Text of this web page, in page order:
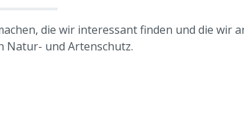
die wir interessant finden und die wir
Natur- und Artenschutz.